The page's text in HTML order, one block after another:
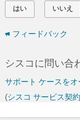
はい いいえ
フィードバック
シスコに問い合
サポート ケースをオ
(シスコ サービス契約